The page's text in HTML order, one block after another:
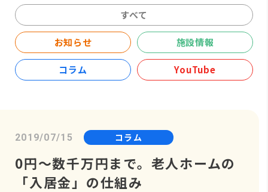
すべて
お知らせ 施設情報
コラム YouTube
2019/07/15 コラム
0円～数千万円まで。老人ホームの
「入居金」の仕組み